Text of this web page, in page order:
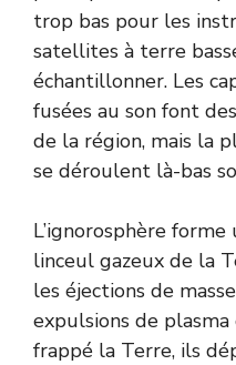
trop bas pour les
satellites à terre
échantillonner. Les
fusées au son font
de la région, mais la
se déroulent là-bas
L’ignorosphère
linceul gazeux de la
les éjections de
expulsions de
frappé la Terre, ils